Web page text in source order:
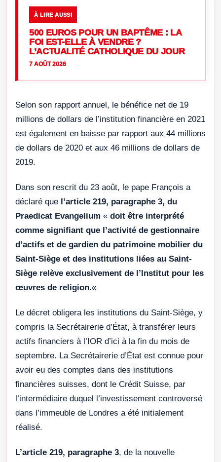
À LIRE AUSSI
500 EUROS POUR UN BAPTÊME : LA
FOI EST-ELLE À VENDRE ?
L’ACTUALITÉ CATHOLIQUE DU JOUR
7 AOÛT 2026
Selon son rapport annuel, le bénéfice net de 19
millions de dollars de l’institution financière en 2021
est également en baisse par rapport aux 44 millions
de dollars de 2020 et aux 46 millions de dollars de
2019.
Dans son rescrit du 23 août, le pape François a
déclaré que l’article 219, paragraphe 3, du
Praedicat Evangelium « doit être interprété
comme signifiant que l’activité de gestionnaire
d’actifs et de gardien du patrimoine mobilier du
Saint-Siège et des institutions liées au Saint-
Siège relève exclusivement de l’Institut pour les
œuvres de religion.«
Le décret obligera les institutions du Saint-Siège, y
compris la Secrétairerie d’État, à transférer leurs
actifs financiers à l’IOR d’ici à la fin du mois de
septembre. La Secrétairerie d’État est connue pour
avoir eu des comptes dans des institutions
financières suisses, dont le Crédit Suisse, par
l’intermédiaire duquel l’investissement controversé
dans l’immeuble de Londres a été initialement
réalisé.
L’article 219, paragraphe 3, de la nouvelle